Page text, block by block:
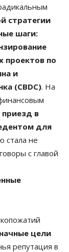
стратегии
шаги:
проектов по
и
(CBDC). На
приезд в
для
стала не
с главой
цели
репутация в